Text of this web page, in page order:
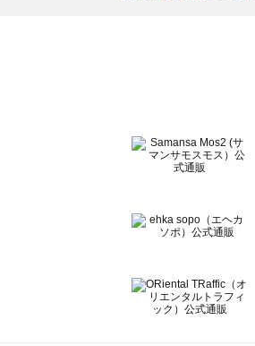
Te chichi CLASSIC（テチ
Te chichi TERRASSE（テ
Lugnoncure（ルノンキュー
Wpc.（ワールドパーティ